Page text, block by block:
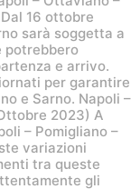
16 ottobre
sarà soggetta a
potrebbero
e arrivo.
per garantire
e Sarno. Napoli –
2023) A
– Pomigliano –
variazioni
tra queste
gli